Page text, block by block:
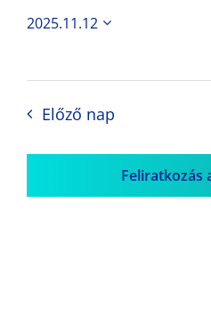
2025.11.12
Előző nap
Feliratkozás